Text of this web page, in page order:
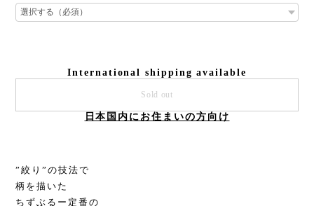
International shipping available
Sold out
日本国内にお住まいの方向け
”絞り”の技法で
柄を描いた
ちずぶるー定番の